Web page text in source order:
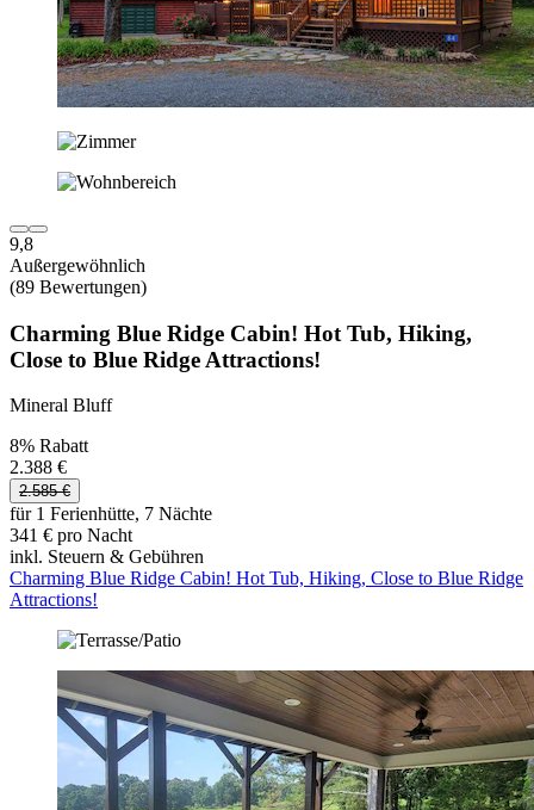
9,8
Außergewöhnlich
(89 Bewertungen)
Charming Blue Ridge Cabin! Hot Tub, Hiking,
Close to Blue Ridge Attractions!
Mineral Bluff
8% Rabatt
2.388 €
2.585 €
für 1 Ferienhütte, 7 Nächte
341 € pro Nacht
inkl. Steuern & Gebühren
Charming Blue Ridge Cabin! Hot Tub, Hiking, Close to Blue Ridge
Attractions!